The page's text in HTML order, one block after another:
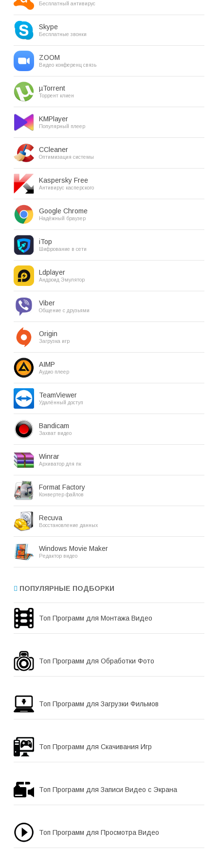
Бесплатный антивирус
Skype
Бесплатные звонки
ZOOM
Видео конференц связь
µTorrent
Торрент клиен
KMPlayer
Популярный плеер
CCleaner
Оптимизация системы
Kaspersky Free
Антивирус касперского
Google Chrome
Надёжный браузер
iTop
Шифрование в сети
Ldplayer
Андроид Эмулятор
Viber
Общение с друзьями
Origin
Загрузка игр
AIMP
Аудио плеер
TeamViewer
Удалённый доступ
Bandicam
Захват видео
Winrar
Архиватор для пк
Format Factory
Конвертер файлов
Recuva
Восстановление данных
Windows Movie Maker
Редактор видео
ПОПУЛЯРНЫЕ ПОДБОРКИ
Топ Программ для Монтажа Видео
Топ Программ для Обработки Фото
Топ Программ для Загрузки Фильмов
Топ Программ для Скачивания Игр
Топ Программ для Записи Видео с Экрана
Топ Программ для Просмотра Видео